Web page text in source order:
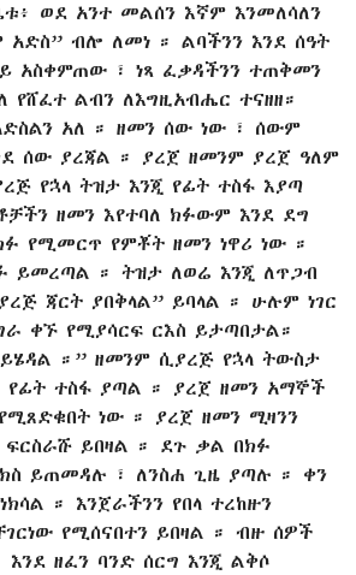
ወደ አንተ መልሰን እኛም እንመለሳለን
አድስ” ብሎ ለመነ ። ልባችንን እንደ ሰዓት
አስቀምጠው ፣ ነጻ ፈቃዳችንን ተጠቅመን
የሸፈተ ልብን ለእግዚአብሔር ተናዘዘ።
አለ ። ዘመን ሰው ነው ፣ ሰውም
ሰው ያረጃል ። ያረጀ ዘመንም ያረጀ ዓለም
የኋላ ትዝታ እንጂ የፊት ተስፋ እያጣ
ዘመን እየተባለ ክፉውም እንደ ደግ
የሚመርጥ የምቾት ዘመን ነዋሪ ነው ።
ይመረጣል ። ትዝታ ለወሬ እንጂ ለጥጋብ
ጃርት ያበቅላል” ይባላል ። ሁሉም ነገር
ቀኙ የሚያሳርፍ ርእስ ይታጣበታል።
።” ዘመንም ሲያረጅ የኋላ ትውስታ
የፊት ተስፋ ያጣል ። ያረጀ ዘመን አማኞች
ነው ። ያረጀ ዘመን ሚዛንን
ይበዛል ። ደጉ ቃል በክፉ
ይጠመዳሉ ፣ ለንስሐ ጊዜ ያጣሉ ። ቀን
። እንጀራችንን የበላ ተረከዙን
የሚሰናበተን ይበዛል ። ብዙ ሰዎች
ዘፈን ባንድ ሰርግ እንጂ ልቅሶ